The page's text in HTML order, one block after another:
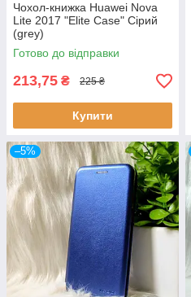
Чохол-книжка Huawei Nova
Lite 2017 "Elite Case" Сірий
(grey)
Готово до відправки
213,75 ₴ 225 ₴
Купити
–5%